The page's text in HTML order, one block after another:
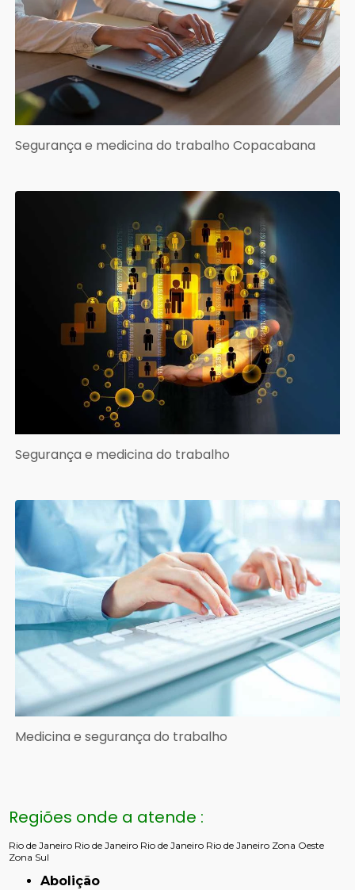
Segurança e medicina do trabalho Copacabana
Segurança e medicina do trabalho
Medicina e segurança do trabalho
Regiões onde a atende :
Rio de Janeiro Rio de Janeiro Rio de Janeiro Rio de Janeiro Zona Oeste
Zona Sul
Abolição